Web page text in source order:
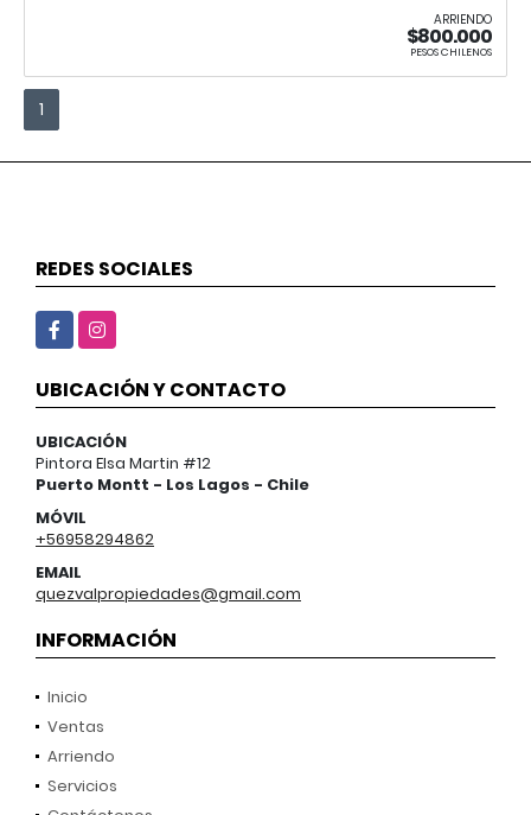
ARRIENDO
$800.000
PESOS CHILENOS
1
REDES SOCIALES
FacebookInstagram
UBICACIÓN Y CONTACTO
UBICACIÓN
Pintora Elsa Martin #12
Puerto Montt - Los Lagos - Chile
MÓVIL
+56958294862
EMAIL
quezvalpropiedades@gmail.com
INFORMACIÓN
Inicio
Ventas
Arriendo
Servicios